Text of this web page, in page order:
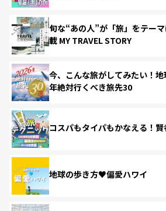
旬な“あの人”が「旅」をテー
載 MY TRAVEL STORY
今、こんな旅がしてみたい！
年絶対行くべき旅先30
コスパもタイパもかなえる！
地球の歩き方♥偏愛ハワイ